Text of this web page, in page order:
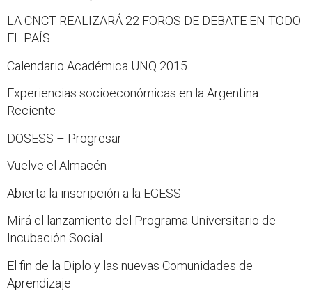
LA CNCT REALIZARÁ 22 FOROS DE DEBATE EN TODO
EL PAÍS
Calendario Académica UNQ 2015
Experiencias socioeconómicas en la Argentina
Reciente
DOSESS – Progresar
Vuelve el Almacén
Abierta la inscripción a la EGESS
Mirá el lanzamiento del Programa Universitario de
Incubación Social
El fin de la Diplo y las nuevas Comunidades de
Aprendizaje